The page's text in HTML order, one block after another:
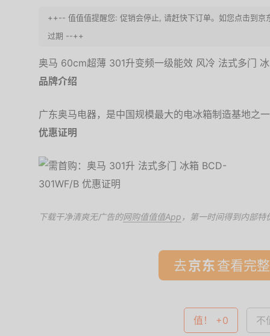
++-- 值值值提醒您: 促销会停止, 请赶快下订单。如您点击到京
过期 --++
奥马 60cm超薄 301升变频一级能效 风冷 法式多门
品牌介绍
广东奥马电器，是中国规模最大的电冰箱制造基地之
优惠证明
下载干净清爽无广告的网购值值值App ，第一时间得到内部特
去 查看完
值！ +0 不